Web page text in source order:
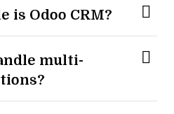
is Odoo CRM?
multi-